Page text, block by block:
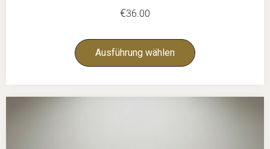
€36.00
Ausführung wählen